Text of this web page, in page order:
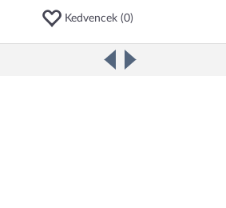
Kedvencek (0)